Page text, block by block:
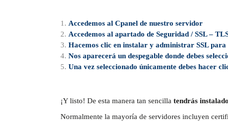
Accedemos al Cpanel de nuestro servidor
Accedemos al apartado de Seguridad / SSL –
Hacemos clic en instalar y administrar SSL
Nos aparecerá un despegable donde debes
Una vez seleccionado únicamente debes hacer
¡Y listo! De esta manera tan sencilla tendrás
Normalmente la mayoría de servidores incluyen